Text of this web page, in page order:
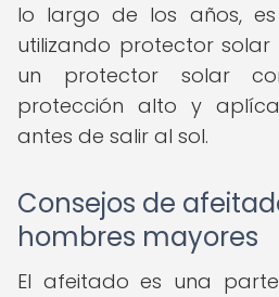
lo largo de los años,
utilizando protector solar
un protector solar
protección alto y
antes de salir al sol.
Consejos de
hombres mayores
El afeitado es una